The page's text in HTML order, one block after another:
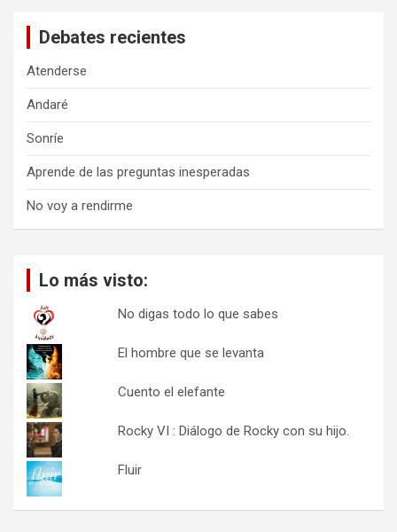
Debates recientes
Atenderse
Andaré
Sonríe
Aprende de las preguntas inesperadas
No voy a rendirme
Lo más visto:
No digas todo lo que sabes
El hombre que se levanta
Cuento el elefante
Rocky VI : Diálogo de Rocky con su hijo.
Fluir